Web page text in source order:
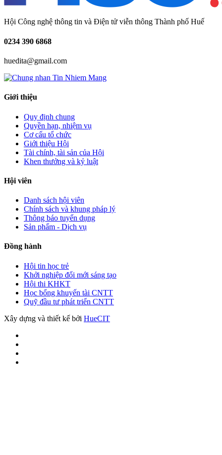
Hội Công nghệ thông tin và Điện tử viễn thông Thành phố Huế
0234 390 6868
huedita@gmail.com
Giới thiệu
Quy định chung
Quyền hạn, nhiệm vụ
Cơ cấu tổ chức
Giới thiệu Hội
Tài chính, tài sản của Hội
Khen thưởng và kỷ luật
Hội viên
Danh sách hội viên
Chính sách và khung pháp lý
Thông báo tuyển dụng
Sản phẩm - Dịch vụ
Đồng hành
Hội tin học trẻ
Khởi nghiệp đổi mới sáng tạo
Hội thi KHKT
Học bổng khuyến tài CNTT
Quỹ đầu tư phát triển CNTT
Xây dựng và thiết kế bởi HueCIT